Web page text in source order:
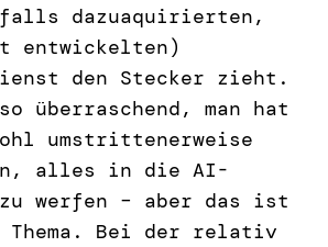
dazuaquirierten,
entwickelten)
den Stecker zieht.
überraschend, man hat
umstrittenerweise
alles in die AI-
zu werfen – aber das ist
Thema. Bei der relativ